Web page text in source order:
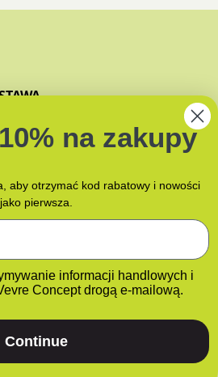
PAKUJEMY?
COOKIES (EU)
na zakupy
aby otrzymać kod rabatowy i nowości
jako pierwsza.
informacji handlowych i
Concept drogą e-mailową.
Continue